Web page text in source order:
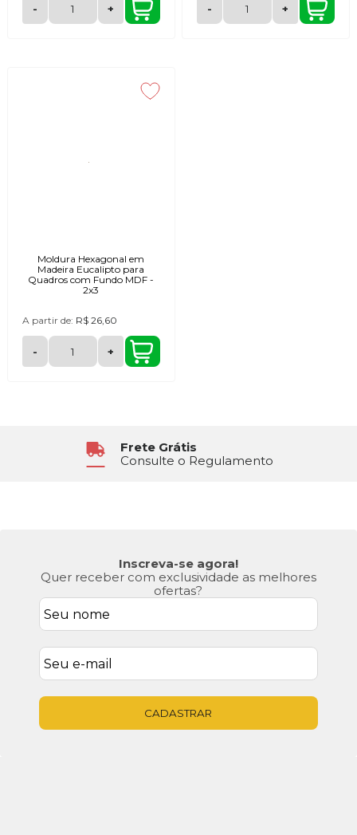
- + - +
Moldura Hexagonal em
Madeira Eucalipto para
Quadros com Fundo MDF -
2x3
A partir de: R$ 26,60
- +
6x Sem Juros
No Cartão de Crédito
Atendimento
Segunda à Sexta das 8h30 às 17h
Inscreva-se agora!
Quer receber com exclusividade as melhores
ofertas?
CADASTRAR